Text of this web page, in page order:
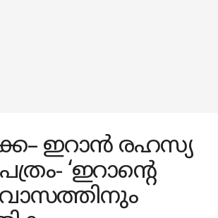
ഇറാൻ രഹസ്യ
‘ഇറാന്റെ